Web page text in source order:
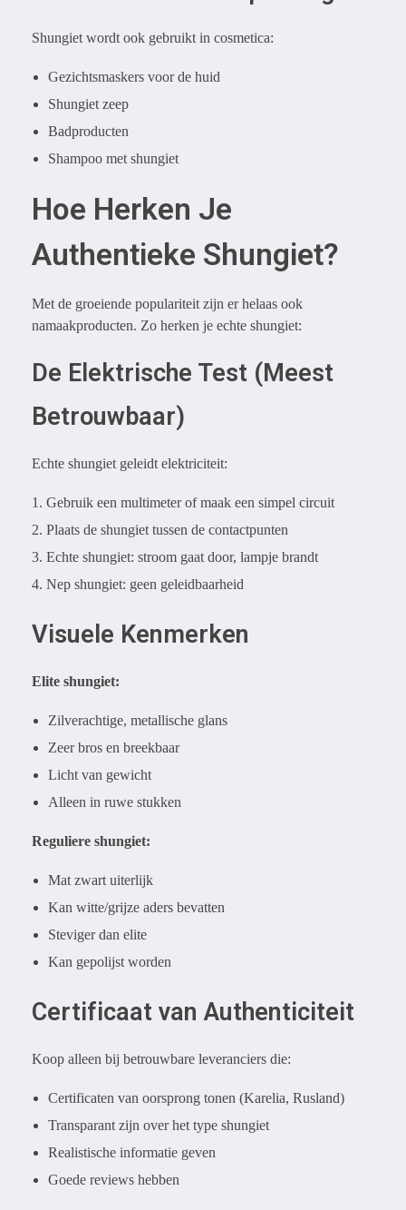
Shungiet wordt ook gebruikt in cosmetica:
Gezichtsmaskers voor de huid
Shungiet zeep
Badproducten
Shampoo met shungiet
Hoe Herken Je
Authentieke Shungiet?
Met de groeiende populariteit zijn er helaas ook
namaakproducten. Zo herken je echte shungiet:
De Elektrische Test (Meest
Betrouwbaar)
Echte shungiet geleidt elektriciteit:
Gebruik een multimeter of maak een simpel circuit
Plaats de shungiet tussen de contactpunten
Echte shungiet: stroom gaat door, lampje brandt
Nep shungiet: geen geleidbaarheid
Visuele Kenmerken
Elite shungiet:
Zilverachtige, metallische glans
Zeer bros en breekbaar
Licht van gewicht
Alleen in ruwe stukken
Reguliere shungiet:
Mat zwart uiterlijk
Kan witte/grijze aders bevatten
Steviger dan elite
Kan gepolijst worden
Certificaat van Authenticiteit
Koop alleen bij betrouwbare leveranciers die:
Certificaten van oorsprong tonen (Karelia, Rusland)
Transparant zijn over het type shungiet
Realistische informatie geven
Goede reviews hebben